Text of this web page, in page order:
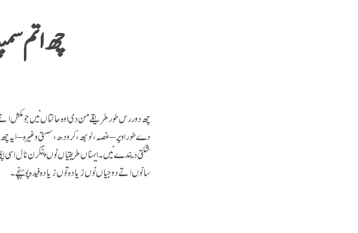
چھ اتم
چھ دور رس طور طریقے من دی اوہ حالتاں نیں جو
دے طور اوپر – غصہ، لوبھ، کرودھ، سستی وغیرہ –
شکتی دیندے نیں۔ ایہناں طریقیاں نوں پنگرن نال اسی
سانوں اتے دوجیاں نوں زیادہ توں زیادہ فیدہ پوہنچے۔